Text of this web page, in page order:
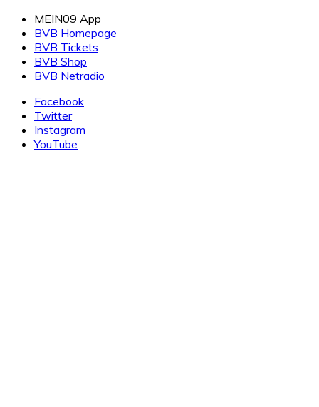
Zum
Inhalt
springen
MEIN09 App
BVB Homepage
BVB Tickets
BVB Shop
BVB Netradio
Facebook
Twitter
Instagram
YouTube